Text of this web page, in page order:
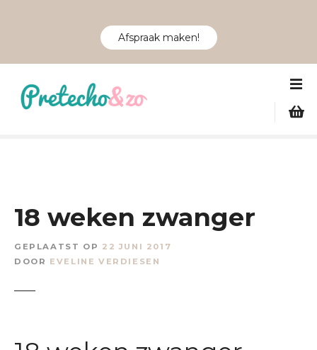
Afspraak maken!
18 weken zwanger
GEPLAATST OP 22 JUNI 2017
DOOR EVELINE VERDIESEN